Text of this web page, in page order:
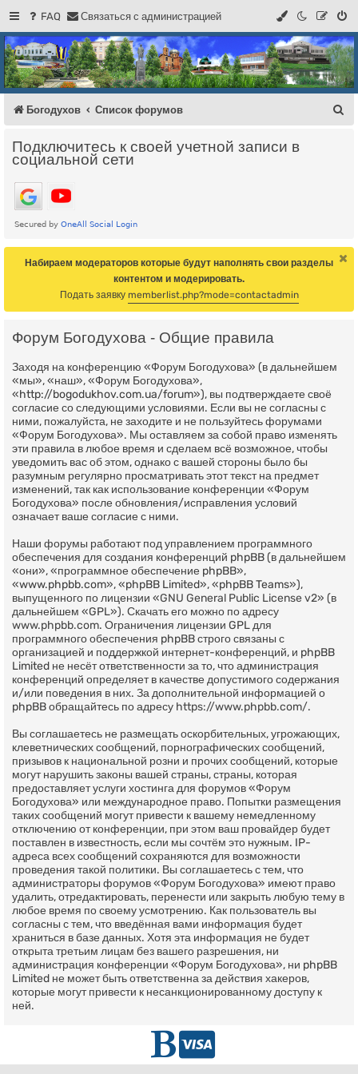
FAQ Связаться с администрацией
Регистрация
Форум Богодухова
Богодухов
Богодухов Список форумов
Подключитесь к своей учетной записи в
социальной сети
Набираем модераторов которые будут наполнять свои разделы
контентом и модерировать.
Подать заявку memberlist.php?mode=contactadmin
Форум Богодухова - Общие правила
Заходя на конференцию «Форум Богодухова» (в дальнейшем
«мы», «наш», «Форум Богодухова»,
«http://bogodukhov.com.ua/forum»), вы подтверждаете своё
согласие со следующими условиями. Если вы не согласны с
ними, пожалуйста, не заходите и не пользуйтесь форумами
«Форум Богодухова». Мы оставляем за собой право изменять
эти правила в любое время и сделаем всё возможное, чтобы
уведомить вас об этом, однако с вашей стороны было бы
разумным регулярно просматривать этот текст на предмет
изменений, так как использование конференции «Форум
Богодухова» после обновления/исправления условий
означает ваше согласие с ними.
Наши форумы работают под управлением программного
обеспечения для создания конференций phpBB (в дальнейшем
«они», «программное обеспечение phpBB»,
«www.phpbb.com», «phpBB Limited», «phpBB Teams»),
выпущенного по лицензии «GNU General Public License v2» (в
дальнейшем «GPL»). Скачать его можно по адресу
www.phpbb.com. Ограничения лицензии GPL для
программного обеспечения phpBB строго связаны с
организацией и поддержкой интернет-конференций, и phpBB
Limited не несёт ответственности за то, что администрация
конференций определяет в качестве допустимого содержания
и/или поведения в них. За дополнительной информацией о
phpBB обращайтесь по адресу https://www.phpbb.com/.
Вы соглашаетесь не размещать оскорбительных, угрожающих,
клеветнических сообщений, порнографических сообщений,
призывов к национальной розни и прочих сообщений, которые
могут нарушить законы вашей страны, страны, которая
предоставляет услуги хостинга для форумов «Форум
Богодухова» или международное право. Попытки размещения
таких сообщений могут привести к вашему немедленному
отключению от конференции, при этом ваш провайдер будет
поставлен в известность, если мы сочтём это нужным. IP-
адреса всех сообщений сохраняются для возможности
проведения такой политики. Вы соглашаетесь с тем, что
администраторы форумов «Форум Богодухова» имеют право
удалить, отредактировать, перенести или закрыть любую тему в
любое время по своему усмотрению. Как пользователь вы
согласны с тем, что введённая вами информация будет
храниться в базе данных. Хотя эта информация не будет
открыта третьим лицам без вашего разрешения, ни
администрация конференции «Форум Богодухова», ни phpBB
Limited не может быть ответственна за действия хакеров,
которые могут привести к несанкционированному доступу к
ней.
Г
D